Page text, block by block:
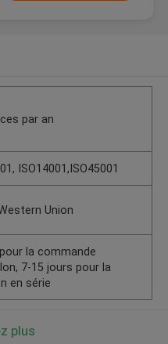
par an
ISO14001,ISO45001
Union
la commande
7-15 jours pour la
en série
plus